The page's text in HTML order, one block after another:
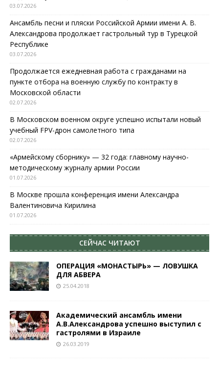
03.07.2026
Ансамбль песни и пляски Российской Армии имени А. В.
Александрова продолжает гастрольный тур в Турецкой
Республике
03.07.2026
Продолжается ежедневная работа с гражданами на
пункте отбора на военную службу по контракту в
Московской области
02.07.2026
В Московском военном округе успешно испытали новый
учебный FPV-дрон самолетного типа
02.07.2026
«Армейскому сборнику» — 32 года: главному научно-
методическому журналу армии России
01.07.2026
В Москве прошла конференция имени Александра
Валентиновича Кирилина
01.07.2026
СЕЙЧАС ЧИТАЮТ
ОПЕРАЦИЯ «МОНАСТЫРЬ» — ЛОВУШКА
ДЛЯ АБВЕРА
25.04.2018
Академический ансамбль имени
А.В.Александрова успешно выступил с
гастролями в Израиле
26.03.2019